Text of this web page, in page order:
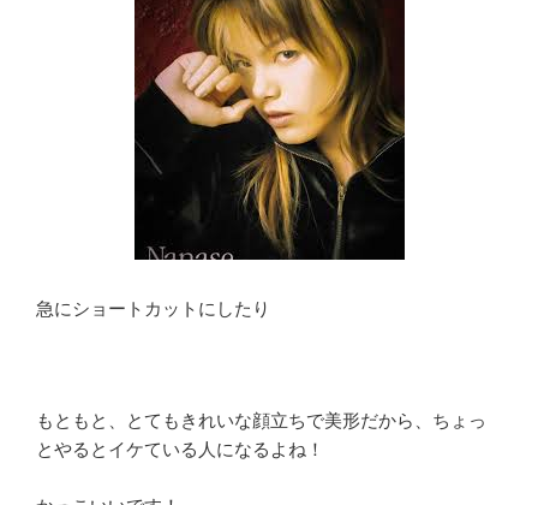
急にショートカットにしたり
もともと、とてもきれいな顔立ちで美形だから、ちょっ
とやるとイケている人になるよね！